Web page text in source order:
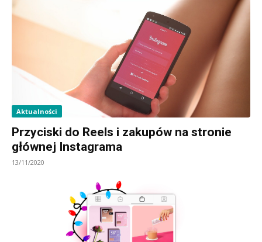
Aktualności
Przyciski do Reels i zakupów na stronie
głównej Instagrama
13/11/2020